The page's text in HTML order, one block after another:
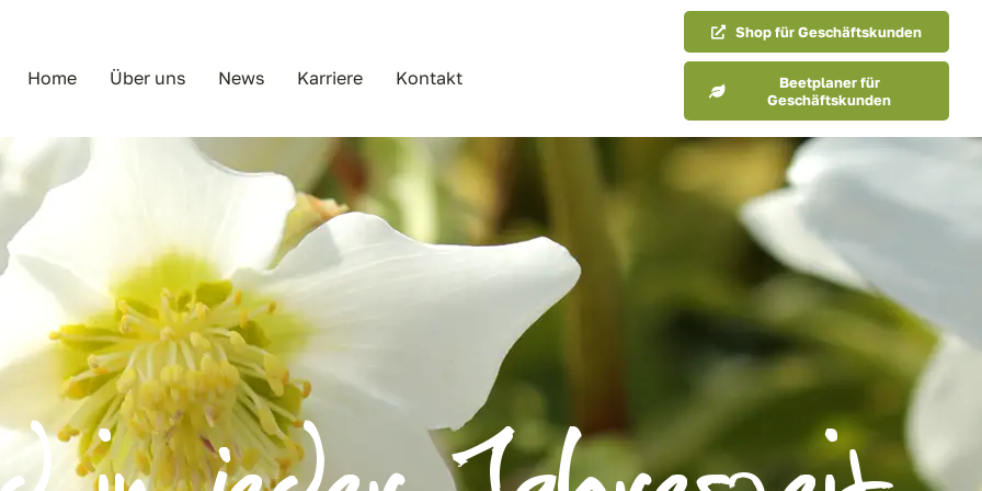
Home Über uns News Karriere Kontakt
Shop für Geschäftskunden
Beetplaner für
Geschäftskunden